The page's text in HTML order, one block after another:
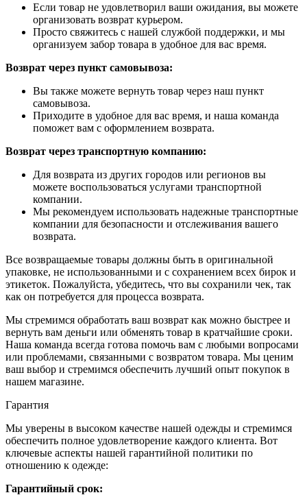
Если товар не удовлетворил ваши ожидания, вы можете
организовать возврат курьером.
Просто свяжитесь с нашей службой поддержки, и мы
организуем забор товара в удобное для вас время.
Возврат через пункт самовывоза:
Вы также можете вернуть товар через наш пункт
самовывоза.
Приходите в удобное для вас время, и наша команда
поможет вам с оформлением возврата.
Возврат через транспортную компанию:
Для возврата из других городов или регионов вы
можете воспользоваться услугами транспортной
компании.
Мы рекомендуем использовать надежные транспортные
компании для безопасности и отслеживания вашего
возврата.
Все возвращаемые товары должны быть в оригинальной
упаковке, не использованными и с сохранением всех бирок и
этикеток. Пожалуйста, убедитесь, что вы сохранили чек, так
как он потребуется для процесса возврата.
Мы стремимся обработать ваш возврат как можно быстрее и
вернуть вам деньги или обменять товар в кратчайшие сроки.
Наша команда всегда готова помочь вам с любыми вопросами
или проблемами, связанными с возвратом товара. Мы ценим
ваш выбор и стремимся обеспечить лучший опыт покупок в
нашем магазине.
Гарантия
Мы уверены в высоком качестве нашей одежды и стремимся
обеспечить полное удовлетворение каждого клиента. Вот
ключевые аспекты нашей гарантийной политики по
отношению к одежде:
Гарантийный срок: